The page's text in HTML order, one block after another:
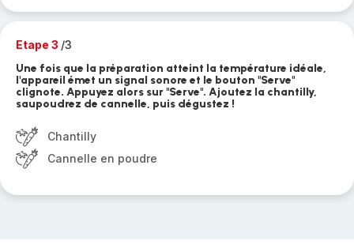
Etape 3 /3
Une fois que la préparation atteint la température idéale,
l'appareil émet un signal sonore et le bouton "Serve"
clignote. Appuyez alors sur "Serve". Ajoutez la chantilly,
saupoudrez de cannelle, puis dégustez !
Chantilly
Cannelle en poudre